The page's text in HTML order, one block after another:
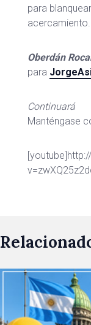
para
acercamiento.
Oberdán
para
Continuará
Manténgase